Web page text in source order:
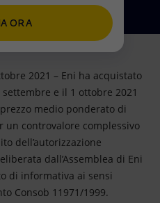
2021 – Eni ha acquistato
e il 1 ottobre 2021
medio ponderato di
un controvalore complessivo
dell’autorizzazione
dall’Assemblea di Eni
di informativa ai sensi
Consob 11971/1999.
ORA